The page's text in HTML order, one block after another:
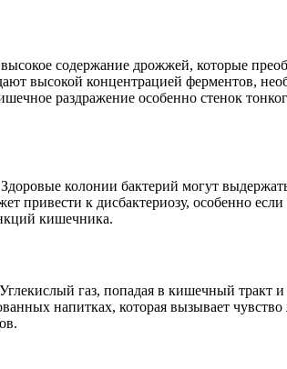
содержание дрожжей, которые
высокой концентрацией ферментов,
раздражение особенно стенок
колонии бактерий могут
привести к дисбактериозу, особенно
кишечника.
газ, попадая в кишечный тракт
напитках, которая вызывает